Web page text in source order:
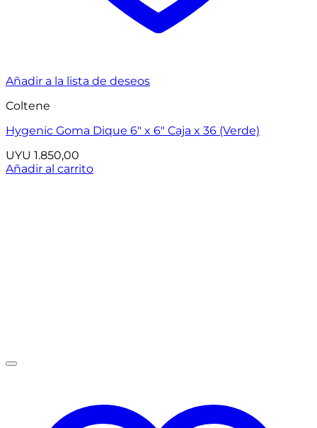
Añadir a la lista de deseos
Coltene
Hygenic Goma Dique 6″ x 6″ Caja x 36 (Verde)
UYU 1.850,00
Añadir al carrito